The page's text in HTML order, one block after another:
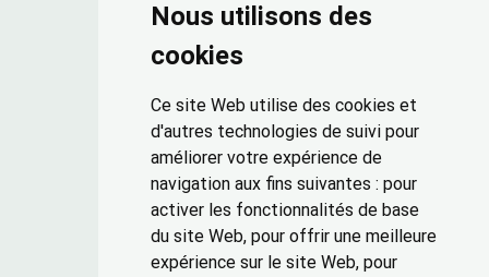
Nous utilisons des
cookies
Ce site Web utilise des cookies et
d'autres technologies de suivi pour
améliorer votre expérience de
navigation aux fins suivantes : pour
activer les fonctionnalités de base
du site Web, pour offrir une meilleure
expérience sur le site Web, pour